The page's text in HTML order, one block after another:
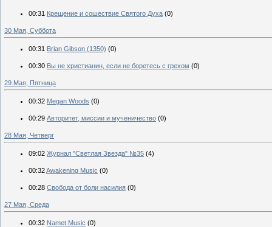
00:31 Крещение и сошествие Святого Духа (0)
30 Мая, Суббота
00:31 Brian Gibson (1350) (0)
00:30 Вы не христианин, если не боретесь с грехом (0)
29 Мая, Пятница
00:32 Megan Woods (0)
00:29 Авторитет, миссии и мученичество (0)
28 Мая, Четверг
09:02 Журнал "Светлая Звезда" №35 (4)
00:32Awakening Music (0)
00:28 Свобода от боли насилия (0)
27 Мая, Среда
00:32 Namet Music (0)